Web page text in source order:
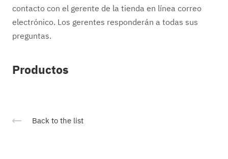
contacto con el gerente de la tienda en línea correo
electrónico. Los gerentes responderán a todas sus
preguntas.
Productos
Back to the list